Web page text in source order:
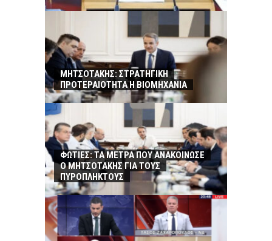
ΜΗΤΣΟΤΑΚΗΣ: ΣΤΡΑΤΗΓΙΚΗ
ΠΡΟΤΕΡΑΙΟΤΗΤΑ Η ΒΙΟΜΗΧΑΝΙΑ
ΦΩΤΙΕΣ: ΤΑ ΜΕΤΡΑ ΠΟΥ ΑΝΑΚΟΙΝΩΣΕ
Ο ΜΗΤΣΟΤΑΚΗΣ ΓΙΑ ΤΟΥΣ
ΠΥΡΟΠΛΗΚΤΟΥΣ